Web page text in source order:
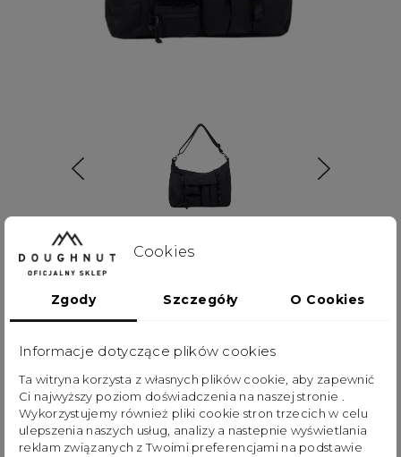
Torba Doughnut Metanoia The
Actualise Series Black 18L
Najniższa cena produktu314,25 złz dnia 11.07.2026
Dodaj do koszyka
Cookies
Zgody Szczegóły O Cookies
Informacje dotyczące plików cookies
Ta witryna korzysta z własnych plików cookie, aby zapewnić
Ci najwyższy poziom doświadczenia na naszej stronie .
Wykorzystujemy również pliki cookie stron trzecich w celu
ulepszenia naszych usług, analizy a nastepnie wyświetlania
reklam związanych z Twoimi preferencjami na podstawie